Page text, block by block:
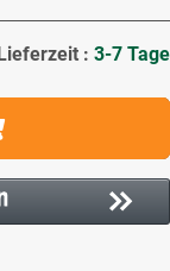
: 3-7 Tage